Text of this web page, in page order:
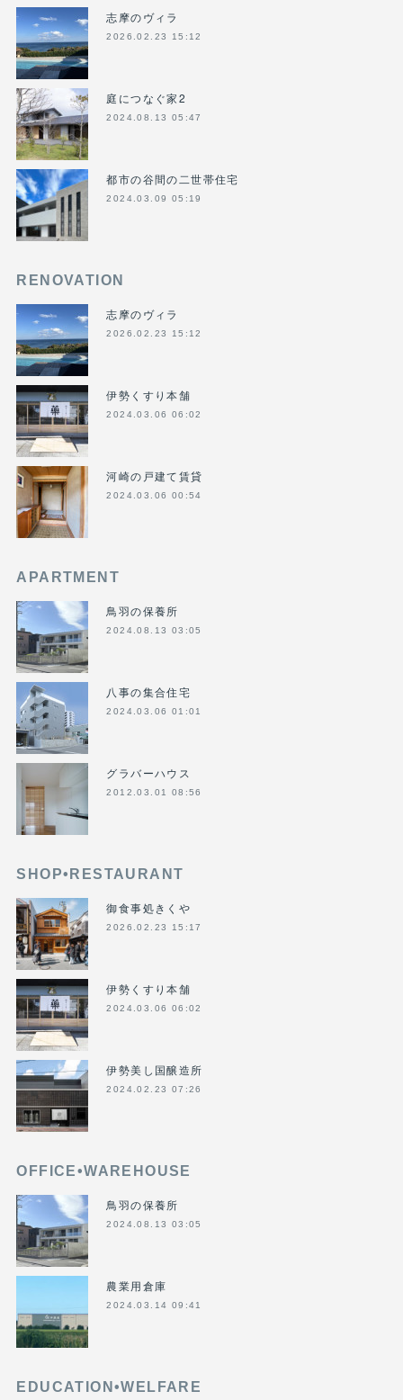
志摩のヴィラ
2026.02.23 15:12
庭につなぐ家2
2024.08.13 05:47
都市の谷間の二世帯住宅
2024.03.09 05:19
RENOVATION
志摩のヴィラ
2026.02.23 15:12
伊勢くすり本舗
2024.03.06 06:02
河崎の戸建て賃貸
2024.03.06 00:54
APARTMENT
鳥羽の保養所
2024.08.13 03:05
八事の集合住宅
2024.03.06 01:01
グラバーハウス
2012.03.01 08:56
SHOP•RESTAURANT
御食事処きくや
2026.02.23 15:17
伊勢くすり本舗
2024.03.06 06:02
伊勢美し国醸造所
2024.02.23 07:26
OFFICE•WAREHOUSE
鳥羽の保養所
2024.08.13 03:05
農業用倉庫
2024.03.14 09:41
EDUCATION•WELFARE